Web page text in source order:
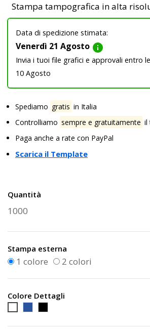
Stampa tampografica in alta
Data di spedizione stimata:
Venerdì 21 Agosto info
Invia i tuoi file grafici e approvali entro
10 Agosto
Spediamo gratis in Italia
Controlliamo sempre e gratuitamente il
Paga anche a rate con PayPal
Scarica il Template
Quantità
Stampa esterna
1 colore 2 colori
Colore Dettagli
Bianco